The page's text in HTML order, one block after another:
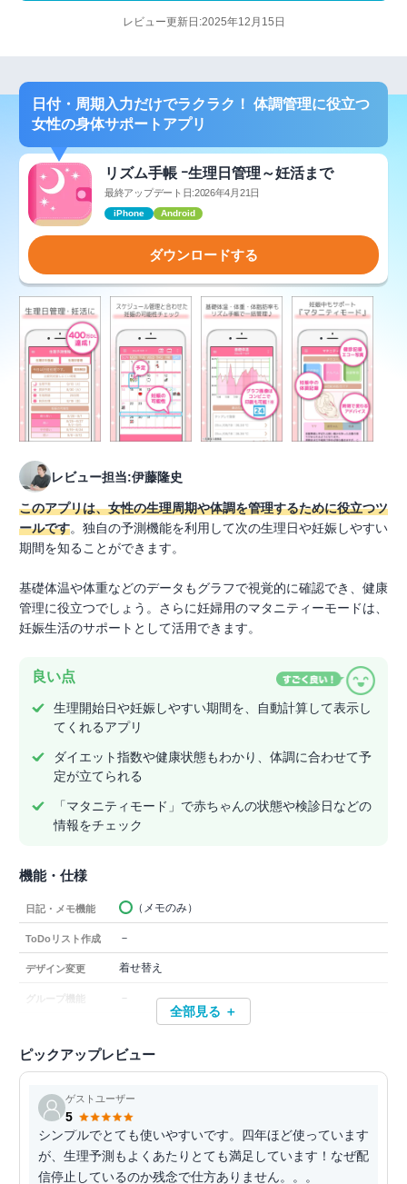
レビュー更新日:2025年12月15日
日付・周期入力だけでラクラク！ 体調管理に役立つ
女性の身体サポートアプリ
リズム手帳 ｰ生理日管理～妊活まで
最終アップデート日:2026年4月21日
iPhone Android
ダウンロードする
レビュー担当:伊藤隆史
このアプリは、女性の生理周期や体調を管理するために役立つツ
ールです。独自の予測機能を利用して次の生理日や妊娠しやすい
期間を知ることができます。
基礎体温や体重などのデータもグラフで視覚的に確認でき、健康
管理に役立つでしょう。さらに妊婦用のマタニティーモードは、
妊娠生活のサポートとして活用できます。
良い点
生理開始日や妊娠しやすい期間を、自動計算して表示し
てくれるアプリ
ダイエット指数や健康状態もわかり、体調に合わせて予
定が立てられる
「マタニティモード」で赤ちゃんの状態や検診日などの
情報をチェック
機能・仕様
日記・メモ機能 （メモのみ）
ToDoリスト作成 －
デザイン変更 着せ替え
－
全部見る ＋
ピックアップレビュー
ゲストユーザー
5
シンプルでとても使いやすいです。四年ほど使っています
が、生理予測もよくあたりとても満足しています！なぜ配
信停止しているのか残念で仕方ありません。。。